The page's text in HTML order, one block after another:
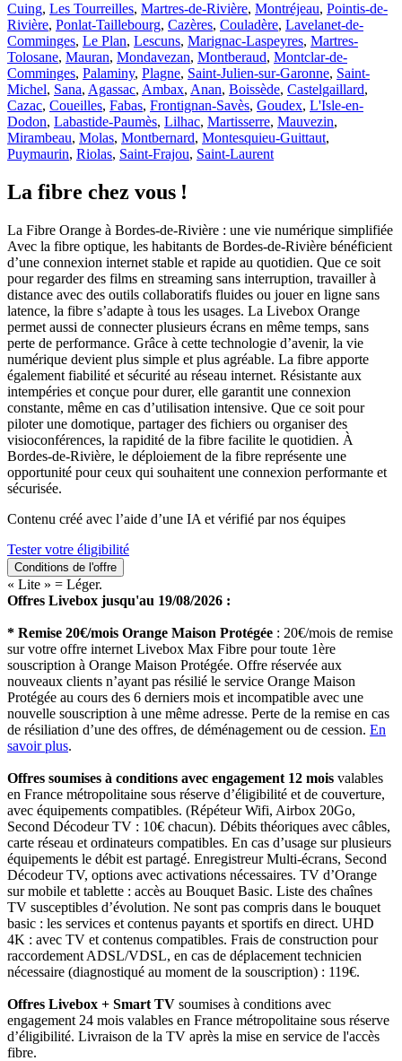
Cuing, Les Tourreilles, Martres-de-Rivière, Montréjeau, Pointis-de-
Rivière, Ponlat-Taillebourg, Cazères, Couladère, Lavelanet-de-
Comminges, Le Plan, Lescuns, Marignac-Laspeyres, Martres-
Tolosane, Mauran, Mondavezan, Montberaud, Montclar-de-
Comminges, Palaminy, Plagne, Saint-Julien-sur-Garonne, Saint-
Michel, Sana, Agassac, Ambax, Anan, Boissède, Castelgaillard,
Cazac, Coueilles, Fabas, Frontignan-Savès, Goudex, L'Isle-en-
Dodon, Labastide-Paumès, Lilhac, Martisserre, Mauvezin,
Mirambeau, Molas, Montbernard, Montesquieu-Guittaut,
Puymaurin, Riolas, Saint-Frajou, Saint-Laurent
La fibre chez vous !
La Fibre Orange à Bordes-de-Rivière : une vie numérique simplifiée
Avec la fibre optique, les habitants de Bordes-de-Rivière bénéficient
d’une connexion internet stable et rapide au quotidien. Que ce soit
pour regarder des films en streaming sans interruption, travailler à
distance avec des outils collaboratifs fluides ou jouer en ligne sans
latence, la fibre s’adapte à tous les usages. La Livebox Orange
permet aussi de connecter plusieurs écrans en même temps, sans
perte de performance. Grâce à cette technologie d’avenir, la vie
numérique devient plus simple et plus agréable. La fibre apporte
également fiabilité et sécurité au réseau internet. Résistante aux
intempéries et conçue pour durer, elle garantit une connexion
constante, même en cas d’utilisation intensive. Que ce soit pour
piloter une domotique, partager des fichiers ou organiser des
visioconférences, la rapidité de la fibre facilite le quotidien. À
Bordes-de-Rivière, le déploiement de la fibre représente une
opportunité pour ceux qui souhaitent une connexion performante et
sécurisée.
Contenu créé avec l’aide d’une IA et vérifié par nos équipes
Tester votre éligibilité
Conditions de l'offre
« Lite » = Léger.
Offres Livebox jusqu'au 19/08/2026 :
* Remise 20€/mois Orange Maison Protégée : 20€/mois de remise
sur votre offre internet Livebox Max Fibre pour toute 1ère
souscription à Orange Maison Protégée. Offre réservée aux
nouveaux clients n’ayant pas résilié le service Orange Maison
Protégée au cours des 6 derniers mois et incompatible avec une
nouvelle souscription à une même adresse. Perte de la remise en cas
de résiliation d’une des offres, de déménagement ou de cession. En
savoir plus.
Offres soumises à conditions avec engagement 12 mois valables
en France métropolitaine sous réserve d’éligibilité et de couverture,
avec équipements compatibles. (Répéteur Wifi, Airbox 20Go,
Second Décodeur TV : 10€ chacun). Débits théoriques avec câbles,
carte réseau et ordinateurs compatibles. En cas d’usage sur plusieurs
équipements le débit est partagé. Enregistreur Multi-écrans, Second
Décodeur TV, options avec activations nécessaires. TV d’Orange
sur mobile et tablette : accès au Bouquet Basic. Liste des chaînes
TV susceptibles d’évolution. Ne sont pas compris dans le bouquet
basic : les services et contenus payants et sportifs en direct. UHD
4K : avec TV et contenus compatibles. Frais de construction pour
raccordement ADSL/VDSL, en cas de déplacement technicien
nécessaire (diagnostiqué au moment de la souscription) : 119€.
Offres Livebox + Smart TV soumises à conditions avec
engagement 24 mois valables en France métropolitaine sous réserve
d’éligibilité. Livraison de la TV après la mise en service de l'accès
fibre.